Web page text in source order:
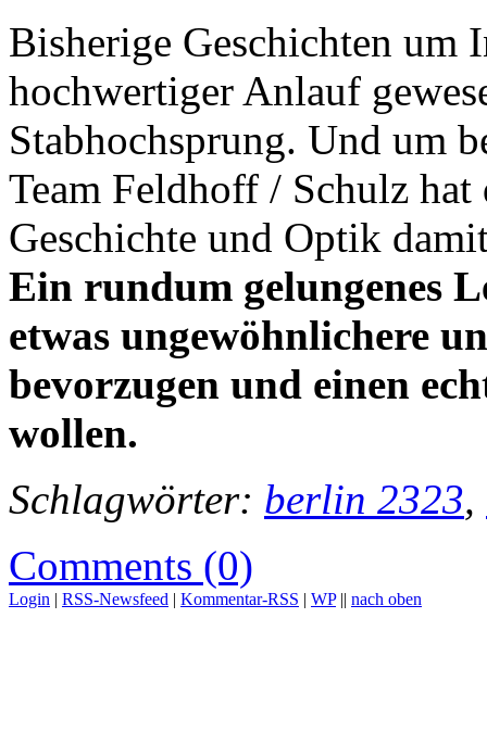
Bisherige Geschichten
hochwertiger Anlauf
Stabhochsprung. Und um
Team Feldhoff / Schulz hat
Geschichte und Optik
Ein rundum gelungenes
etwas ungewöhnlichere
bevorzugen und einen
wollen.
Schlagwörter: berlin 2323,
Comments (0)
Login | RSS-Newsfeed | Kommentar-RSS | WP|| nach oben